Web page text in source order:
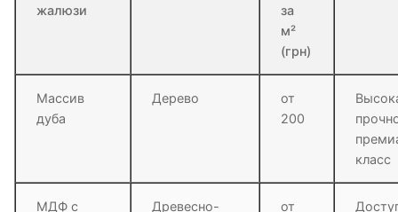
жалюзи
за
м²
(грн)
Массив
дуба
Дерево
от
200
класс
МДФ с
Древесно-
от